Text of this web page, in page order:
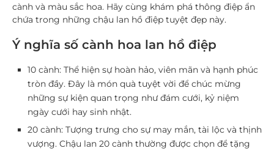
cành và màu sắc hoa. Hãy cùng khám phá thông điệp ẩn
chứa trong những chậu lan hồ điệp tuyệt đẹp này.
Ý nghĩa số cành hoa lan hồ điệp
10 cành: Thể hiện sự hoàn hảo, viên mãn và hạnh phúc
tròn đầy. Đây là món quà tuyệt vời để chúc mừng
những sự kiện quan trọng như đám cưới, kỷ niệm
ngày cưới hay sinh nhật.
20 cành: Tượng trưng cho sự may mắn, tài lộc và thịnh
vượng. Chậu lan 20 cành thường được chọn để tặng